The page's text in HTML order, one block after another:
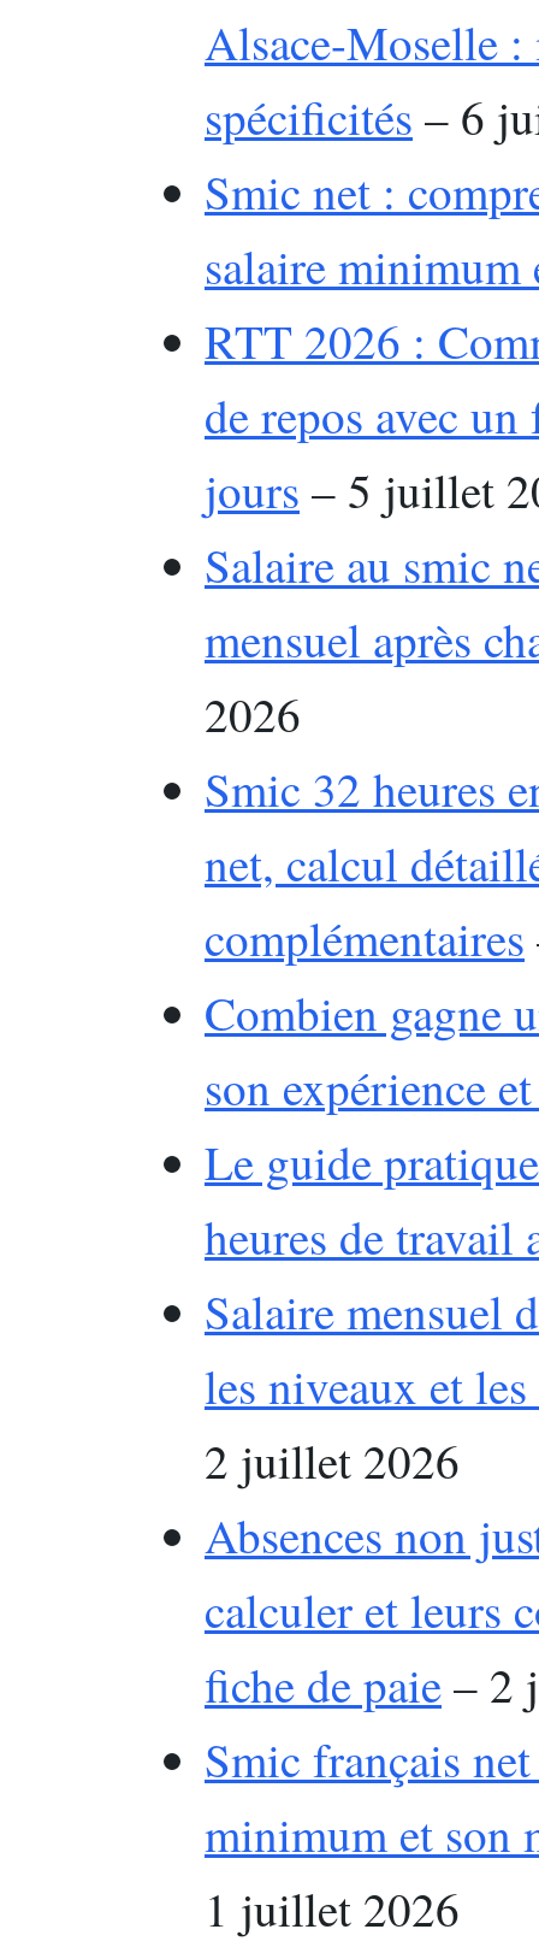
Alsace-Moselle :
spécificités – 6
Smic net :
salaire minimum
RTT 2026 :
de repos avec
jours – 5 juillet
Salaire au smic
mensuel après
2026
Smic 32 heures
net, calcul
complémentaires
Combien gagne
son expérience
Le guide
heures de travail
Salaire mensuel
les niveaux et
2 juillet 2026
Absences non
calculer et leurs
fiche de paie– 2
Smic français
minimum et son
1 juillet 2026